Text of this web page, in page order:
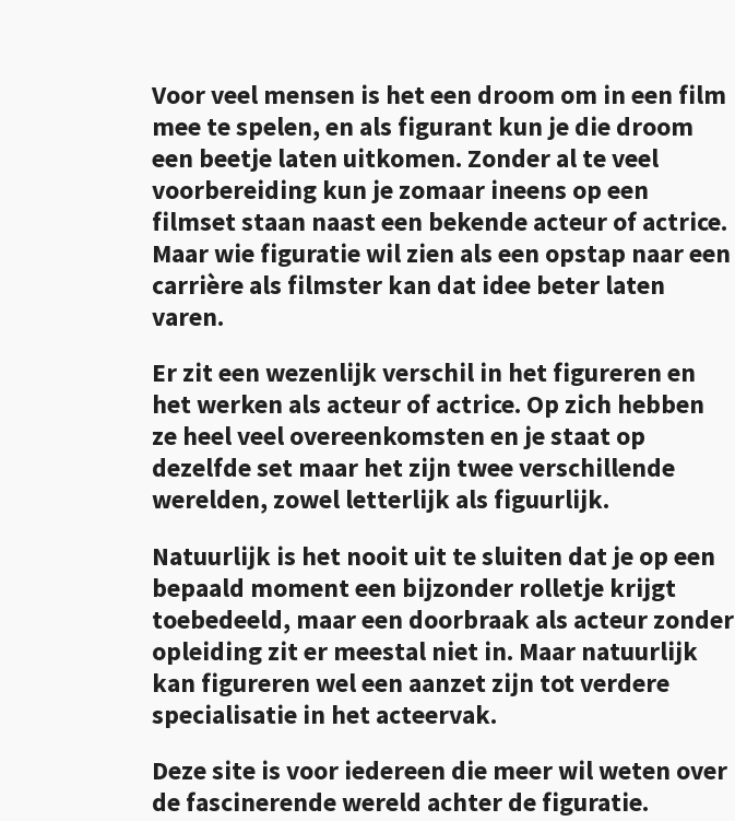
Voor veel mensen is het een droom om in een film
mee te spelen, en als figurant kun je die droom
een beetje laten uitkomen. Zonder al te veel
voorbereiding kun je zomaar ineens op een
filmset staan naast een bekende acteur of actrice.
Maar wie figuratie wil zien als een opstap naar een
carrière als filmster kan dat idee beter laten
varen.
Er zit een wezenlijk verschil in het figureren en
het werken als acteur of actrice. Op zich hebben
ze heel veel overeenkomsten en je staat op
dezelfde set maar het zijn twee verschillende
werelden, zowel letterlijk als figuurlijk.
Natuurlijk is het nooit uit te sluiten dat je op een
bepaald moment een bijzonder rolletje krijgt
toebedeeld, maar een doorbraak als acteur zonder
opleiding zit er meestal niet in. Maar natuurlijk
kan figureren wel een aanzet zijn tot verdere
specialisatie in het acteervak.
Deze site is voor iedereen die meer wil weten over
de fascinerende wereld achter de figuratie.